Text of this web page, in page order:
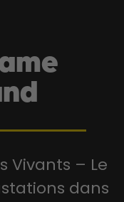
Vivants – Le
dans